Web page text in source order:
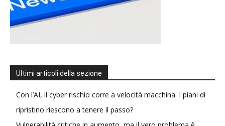
Ultimi articoli della sezione
Con l’AI, il cyber rischio corre a velocità macchina. I piani di
ripristino riescono a tenere il passo?